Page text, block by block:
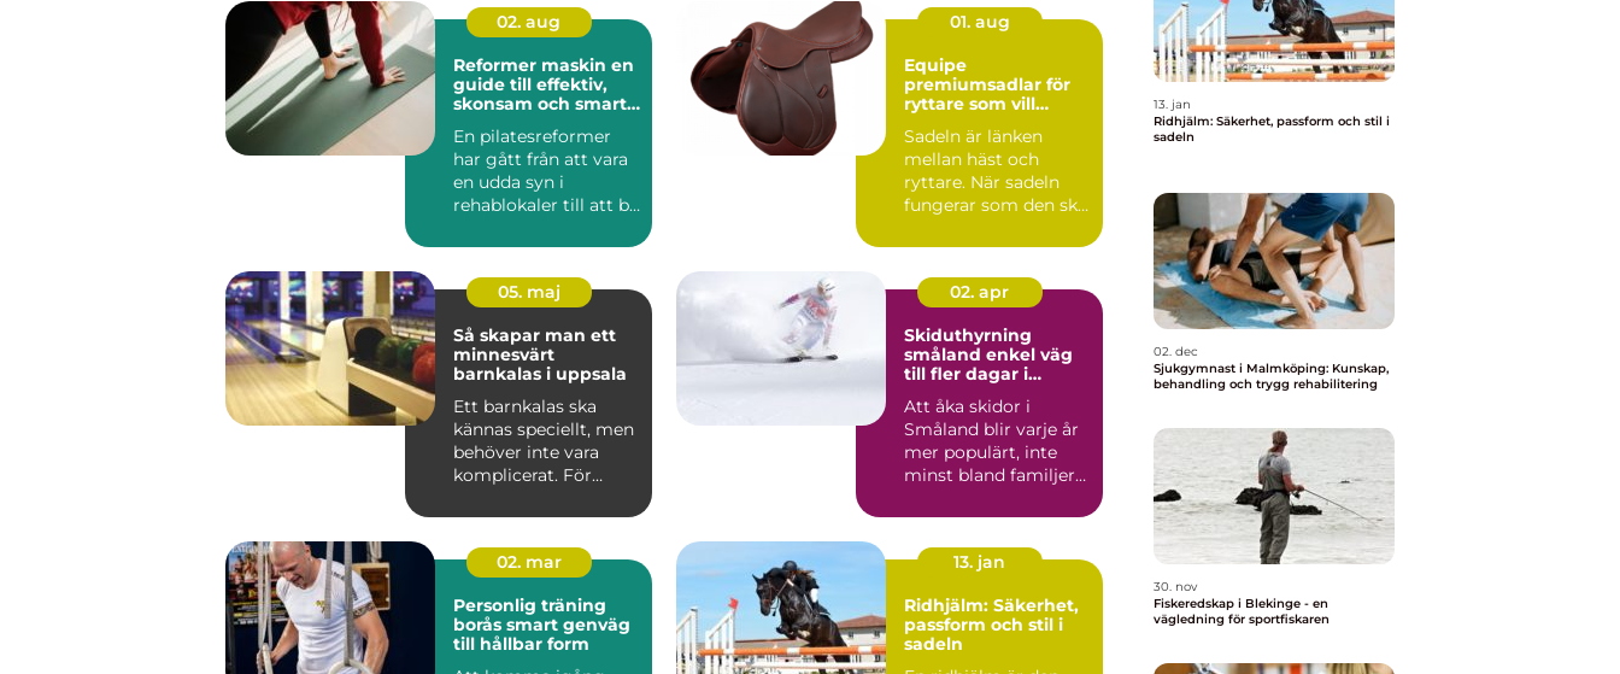
02. aug
Reformer maskin en
guide till effektiv,
skonsam och smart
En pilatesreformer
har gått från att vara
en udda syn i
rehablokaler till att bli
01. aug
Equipe
premiumsadlar för
ryttare som vill
Sadeln är länken
mellan häst och
ryttare. När sadeln
fungerar som den ska
varje ...
05. maj
Så skapar man ett
minnesvärt
barnkalas i uppsala
Ett barnkalas ska
kännas speciellt, men
behöver inte vara
komplicerat. För
Uppsala ...
02. apr
Skiduthyrning
småland enkel väg
till fler dagar i
Att åka skidor i
Småland blir varje år
mer populärt, inte
minst bland familjer
ko...
02. mar
Personlig träning
borås smart genväg
till hållbar form
13. jan
Ridhjälm: Säkerhet,
passform och stil i
sadeln
13. jan
Ridhjälm: Säkerhet, passform och stil i
sadeln
02. dec
Sjukgymnast i Malmköping: Kunskap,
behandling och trygg rehabilitering
30. nov
Fiskeredskap i Blekinge - en
vägledning för sportfiskaren